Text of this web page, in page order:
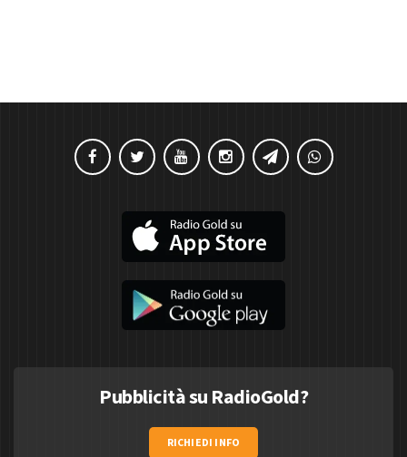
Pubblicità su RadioGold?
RICHIEDI INFO